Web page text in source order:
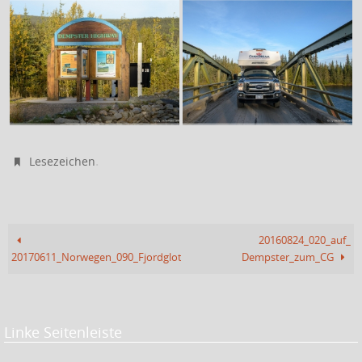
Lesezeichen.
20170611_Norwegen_090_Fjordglotto
20160824_020_auf_
Dempster_zum_CG
Linke Seitenleiste